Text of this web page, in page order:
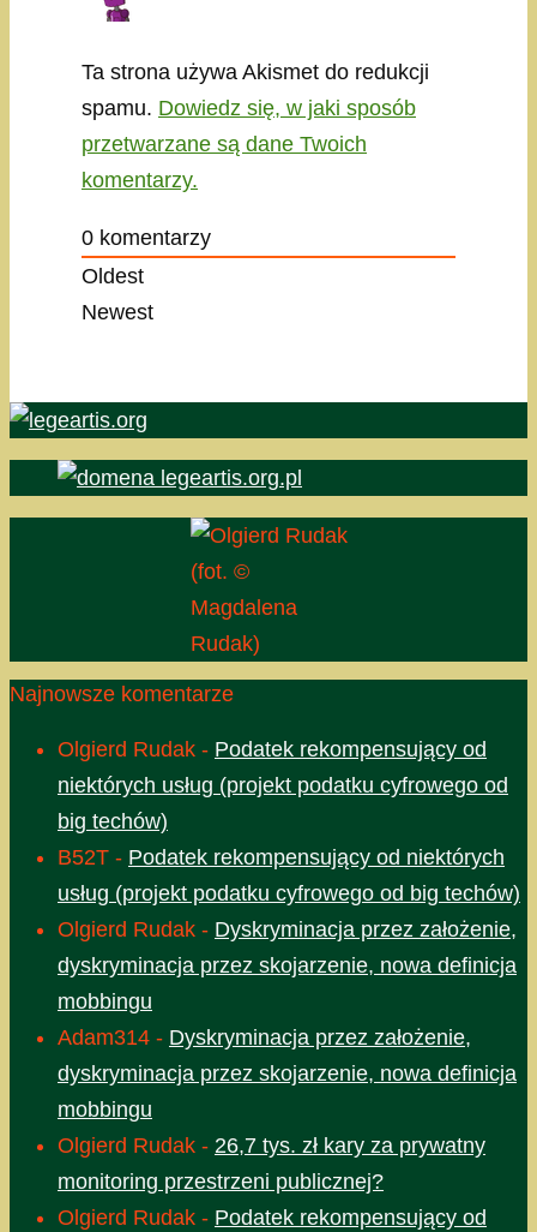
Ta strona używa Akismet do redukcji
spamu. Dowiedz się, w jaki sposób
przetwarzane są dane Twoich
komentarzy.
0 komentarzy
Oldest
Newest
(fot. ©
Magdalena
Rudak)
Najnowsze komentarze
Olgierd Rudak - Podatek rekompensujący od
niektórych usług (projekt podatku cyfrowego od
big techów)
B52T - Podatek rekompensujący od niektórych
usług (projekt podatku cyfrowego od big techów)
Olgierd Rudak - Dyskryminacja przez założenie,
dyskryminacja przez skojarzenie, nowa definicja
mobbingu
Adam314 - Dyskryminacja przez założenie,
dyskryminacja przez skojarzenie, nowa definicja
mobbingu
Olgierd Rudak - 26,7 tys. zł kary za prywatny
monitoring przestrzeni publicznej?
Olgierd Rudak - Podatek rekompensujący od